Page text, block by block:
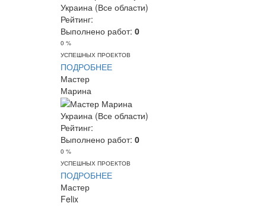
Украина (Все области)
Рейтинг:
Выполнено работ: 0
0 %
УСПЕШНЫХ ПРОЕКТОВ
ПОДРОБНЕЕ
Мастер
Марина
Украина (Все области)
Рейтинг:
Выполнено работ: 0
0 %
УСПЕШНЫХ ПРОЕКТОВ
ПОДРОБНЕЕ
Мастер
Felix